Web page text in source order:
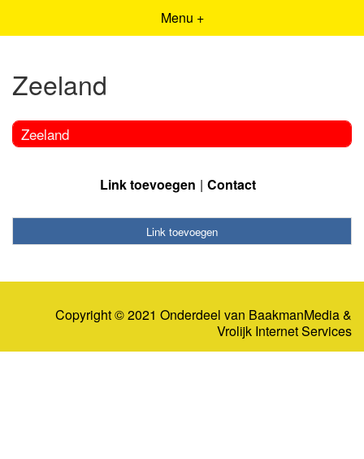
Menu +
Zeeland
Zeeland
Link toevoegen Contact
Link toevoegen
Copyright © 2021 Onderdeel van BaakmanMedia&
Vrolijk Internet Services